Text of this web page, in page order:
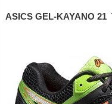
ASICS GEL-KAYANO 21